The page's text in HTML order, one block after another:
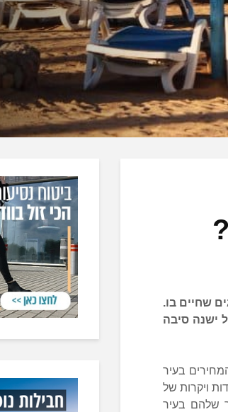
שחיים בו.
ישנה סיבה
בעיר
ויקרות של
שלהם בעיר